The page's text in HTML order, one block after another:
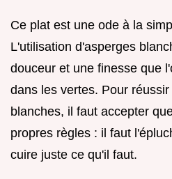
Ce plat est une ode à la
L'utilisation d'asperges
douceur et une finesse que
dans les vertes. Pour
blanches, il faut accepter
propres règles : il faut
cuire juste ce qu'il faut.